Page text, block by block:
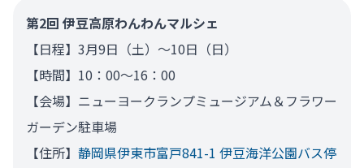
第2回 伊豆高原わんわんマルシェ
【日程】3月9日（土）～10日（日）
【時間】10：00～16：00
【会場】ニューヨークランプミュージアム＆フラワー
ガーデン駐車場
【住所】 静岡県伊東市富戸841-1 伊豆海洋公園バス停